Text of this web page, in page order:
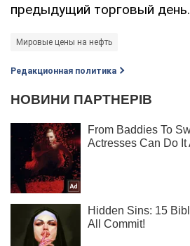
предыдущий торговый день.
Мировые цены на нефть
Редакционная политика